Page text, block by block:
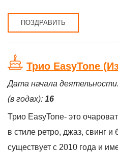
ПОЗДРАВИТЬ
Трио EasyTone
Дата начала
(в годах): 16
Трио EasyTone- это
в стиле ретро, джаз, свинг и
существует с 2010 года и